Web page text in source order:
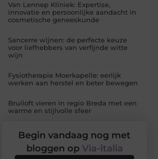
Van Lennep Kliniek: Expertise,
innovatie en persoonlijke aandacht in
cosmetische geneeskunde
Sancerre wijnen: de perfecte keuze
voor liefhebbers van verfijnde witte
wijn
Fysiotherapie Moerkapelle: eerlijk
werken aan herstel en beter bewegen
Bruiloft vieren in regio Breda met een
warme en stijlvolle sfeer
Begin vandaag nog met
bloggen op Via-italia